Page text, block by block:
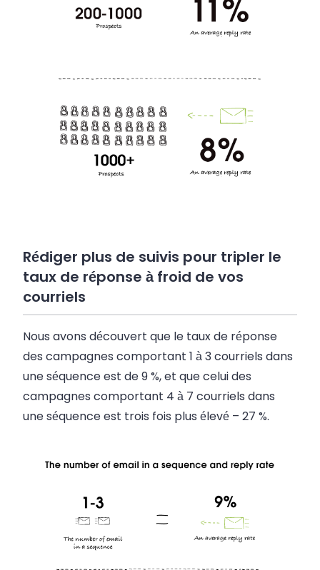
Rédiger plus de suivis pour tripler le
taux de réponse à froid de vos
courriels
Nous avons découvert que le taux de réponse
des campagnes comportant 1 à 3 courriels dans
une séquence est de 9 %, et que celui des
campagnes comportant 4 à 7 courriels dans
une séquence est trois fois plus élevé – 27 %.